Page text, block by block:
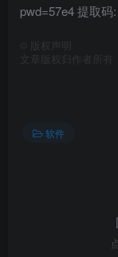
pwd=57e4 提取码
版权声明
文章版权归作者所有
软件